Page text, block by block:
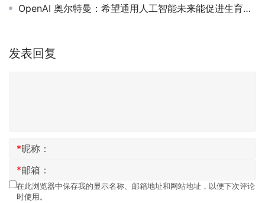
OpenAI 奥尔特曼：希望通用人工智能未来能促进生育率增长
发表回复
*昵称：
*邮箱：
在此浏览器中保存我的显示名称、邮箱地址和网站地址，以便下次评论
时使用。